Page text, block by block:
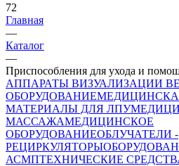
72
Главная
—
Каталог
—
Приспособления для ухода и
АППАРАТЫ ВИЗУАЛИЗАЦИИ
ОБОРУДОВАНИЕ
МАТЕРИАЛЫ ДЛЯ ЛПУ
МАССАЖАМЕДИЦИНСКОЕ
ОБОРУДОВАНИЕОБЛУЧАТЕЛИ -
РЕЦИРКУЛЯТОРЫ
АСМПТЕХНИЧЕСКИЕ